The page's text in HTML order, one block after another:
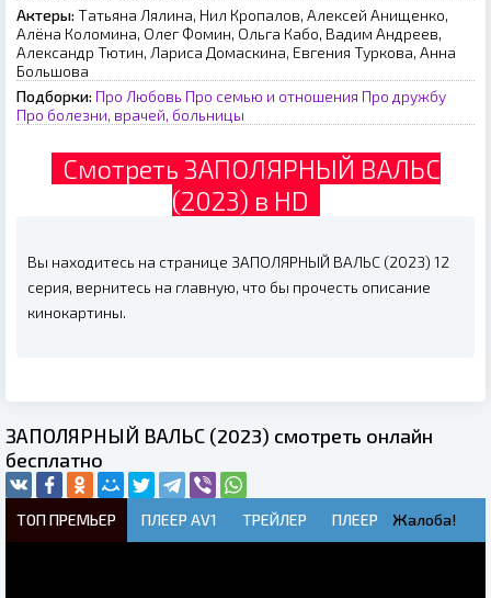
Актеры: Татьяна Лялина, Нил Кропалов, Алексей Анищенко,
Алёна Коломина, Олег Фомин, Ольга Кабо, Вадим Андреев,
Александр Тютин, Лариса Домаскина, Евгения Туркова, Анна
Большова
Подборки: Про Любовь Про семью и отношения Про дружбу
Про болезни, врачей, больницы
Смотреть ЗАПОЛЯРНЫЙ ВАЛЬС
(2023) в HD
Вы находитесь на странице ЗАПОЛЯРНЫЙ ВАЛЬС (2023) 12
серия, вернитесь на главную, что бы прочесть описание
кинокартины.
ЗАПОЛЯРНЫЙ ВАЛЬС (2023) смотреть онлайн
бесплатно
ТОП ПРЕМЬЕР ПЛЕЕР AV1 ТРЕЙЛЕР ПЛЕЕР Жалоба!